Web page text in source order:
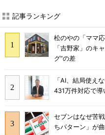
記事ランキング
松のやの「ママ
「吉野家」のキ
グ”の差
「AI、結局使え
431万件対応で導
セブンはなぜ苦
ちパターン」が